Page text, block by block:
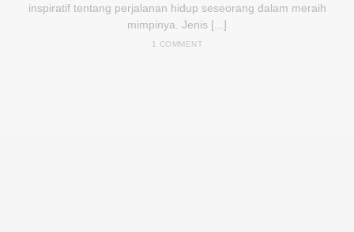
inspiratif tentang perjalanan hidup seseorang dalam meraih
mimpinya. Jenis [...]
1 COMMENT